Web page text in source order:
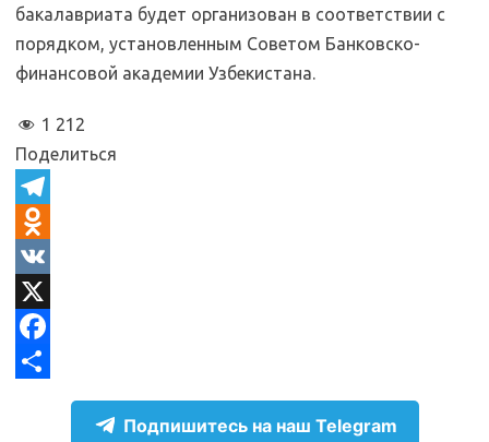
бакалавриата будет организован в соответствии с
порядком, установленным Советом Банковско-
финансовой академии Узбекистана.
1 212
Поделиться
T
e
e
g
O
d
n
o
V
KX
F
Подпишитесь на наш Telegram